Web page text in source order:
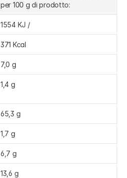
per 100 g di prodotto:
1554 KJ /
371 Kcal
7,0 g
1,4 g
65,3 g
1,7 g
6,7 g
13,6 g